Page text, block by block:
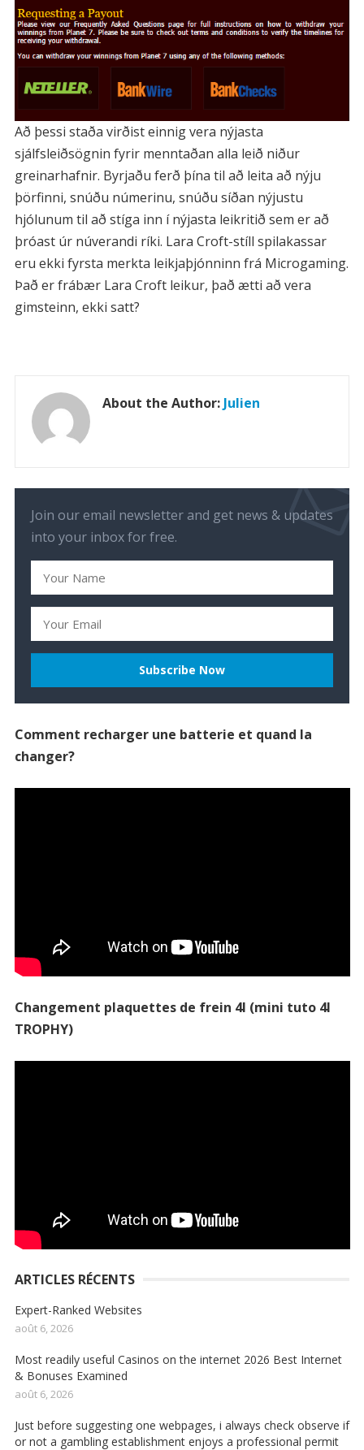
Að þessi staða virðist einnig vera nýjasta
sjálfsleiðsögnin fyrir menntaðan alla leið niður
greinarhafnir. Byrjaðu ferð þína til að leita að nýju
þörfinni, snúðu númerinu, snúðu síðan nýjustu
hjólunum til að stíga inn í nýjasta leikritið sem er að
þróast úr núverandi ríki. Lara Croft-stíll spilakassar
eru ekki fyrsta merkta leikjaþjónninn frá Microgaming.
Það er frábær Lara Croft leikur, það ætti að vera
gimsteinn, ekki satt?
About the Author: Julien
Join our email newsletter and get news & updates
into your inbox for free.
Comment recharger une batterie et quand la
changer?
Changement plaquettes de frein 4l (mini tuto 4l
TROPHY)
ARTICLES RÉCENTS
Expert-Ranked Websites ️
août 6, 2026
Most readily useful Casinos on the internet 2026 Best Internet
& Bonuses Examined
août 6, 2026
Just before suggesting one webpages, i always check observe if
or not a gambling establishment enjoys a professional permit